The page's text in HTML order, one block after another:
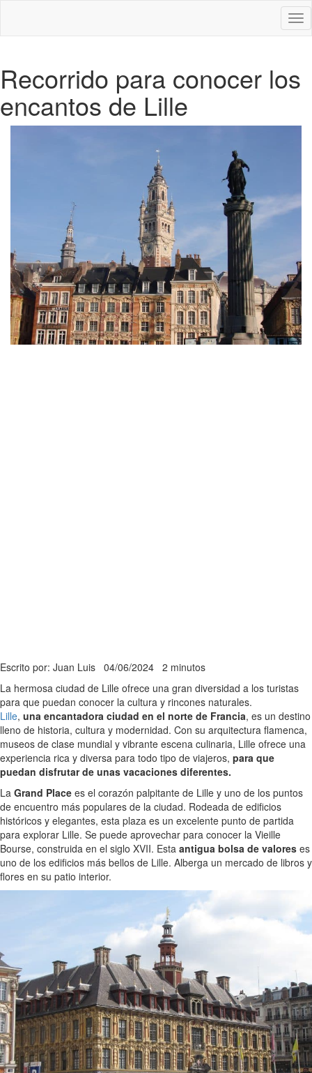
Recorrido para conocer los
encantos de Lille
Escrito por: Juan Luis 04/06/2024 2 minutos
La hermosa ciudad de Lille ofrece una gran diversidad a los turistas
para que puedan conocer la cultura y rincones naturales.
Lille, una encantadora ciudad en el norte de Francia, es un destino
lleno de historia, cultura y modernidad. Con su arquitectura flamenca,
museos de clase mundial y vibrante escena culinaria, Lille ofrece una
experiencia rica y diversa para todo tipo de viajeros, para que
puedan disfrutar de unas vacaciones diferentes.
La Grand Place es el corazón palpitante de Lille y uno de los puntos
de encuentro más populares de la ciudad. Rodeada de edificios
históricos y elegantes, esta plaza es un excelente punto de partida
para explorar Lille. Se puede aprovechar para conocer la Vieille
Bourse, construida en el siglo XVII. Esta antigua bolsa de valores es
uno de los edificios más bellos de Lille. Alberga un mercado de libros y
flores en su patio interior.